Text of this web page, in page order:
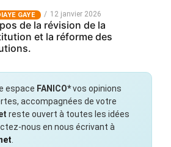
GAYE 12 janvier 2026
de la révision de la
et la réforme des
espace FANICO*vos opinions
accompagnées de votre
reste ouvert à toutes les idées
nous en nous écrivant à